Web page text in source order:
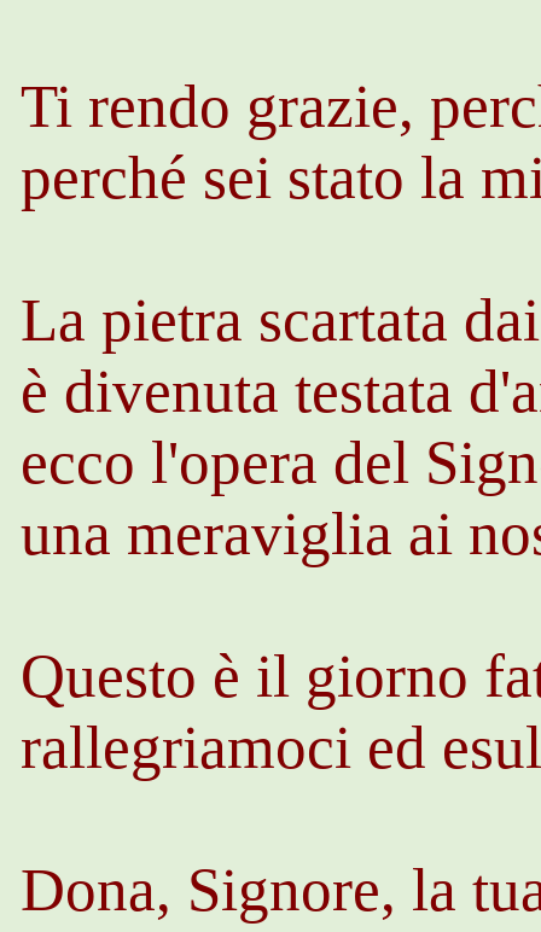
Ti rendo grazie,
perché sei stato la
La pietra scartata
è divenuta testata
ecco l'opera del
una meraviglia ai
Questo è il giorno
rallegriamoci ed
Dona, Signore, la